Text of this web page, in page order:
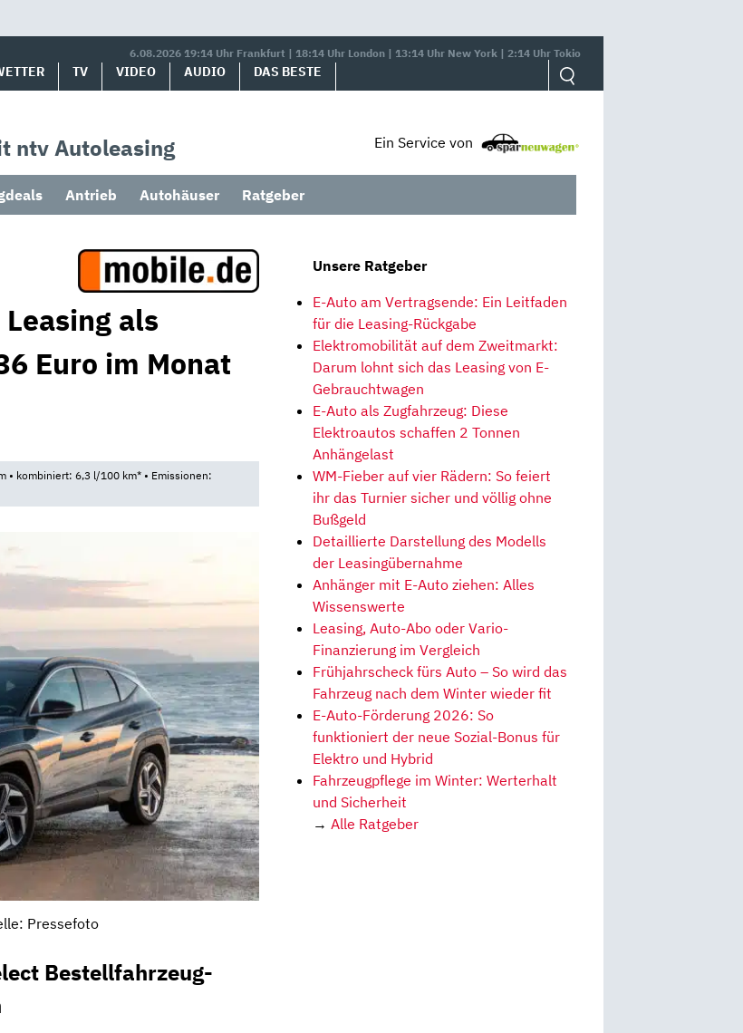
6.08.2026 19:14 Uhr Frankfurt | 18:14 Uhr London | 13:14 Uhr New York | 2:14 Uhr Tokio
TV VIDEO AUDIO DAS BESTE
ntv Autoleasing Ein Service von
Antrieb Autohäuser Ratgeber
als
Euro im Monat
• kombiniert: 6,3 l/100 km* • Emissionen:
Pressefoto
Bestellfahrzeug-
Unsere Ratgeber
E-Auto am Vertragsende: Ein Leitfaden
für die Leasing-Rückgabe
Elektromobilität auf dem Zweitmarkt:
Darum lohnt sich das Leasing von E-
Gebrauchtwagen
E-Auto als Zugfahrzeug: Diese
Elektroautos schaffen 2 Tonnen
Anhängelast
WM-Fieber auf vier Rädern: So feiert
ihr das Turnier sicher und völlig ohne
Bußgeld
Detaillierte Darstellung des Modells
der Leasingübernahme
Anhänger mit E-Auto ziehen: Alles
Wissenswerte
Leasing, Auto-Abo oder Vario-
Finanzierung im Vergleich
Frühjahrscheck fürs Auto – So wird das
Fahrzeug nach dem Winter wieder fit
E-Auto-Förderung 2026: So
funktioniert der neue Sozial-Bonus für
Elektro und Hybrid
Fahrzeugpflege im Winter: Werterhalt
und Sicherheit
→ Alle Ratgeber